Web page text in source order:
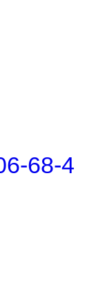
68-4